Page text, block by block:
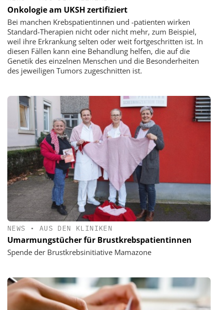
Onkologie am UKSH zertifiziert
Bei manchen Krebspatientinnen und -patienten wirken
Standard-Therapien nicht oder nicht mehr, zum Beispiel,
weil ihre Erkrankung selten oder weit fortgeschritten ist. In
diesen Fällen kann eine Behandlung helfen, die auf die
Genetik des einzelnen Menschen und die Besonderheiten
des jeweiligen Tumors zugeschnitten ist.
NEWS • AUS DEN KLINIKEN
Umarmungstücher für Brustkrebspatientinnen
Spende der Brustkrebsinitiative Mamazone